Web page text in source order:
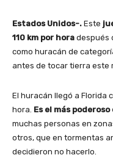
Estados Unidos-. Este
110 km por hora después
como huracán de
antes de tocar tierra este
El huracán llegó a Florida
hora. Es el más
muchas personas en
otros, que en tormentas
decidieron no hacerlo.